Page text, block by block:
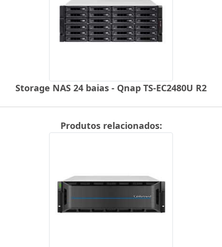
Storage NAS 24 baias - Qnap TS-EC2480U R2
Produtos relacionados: